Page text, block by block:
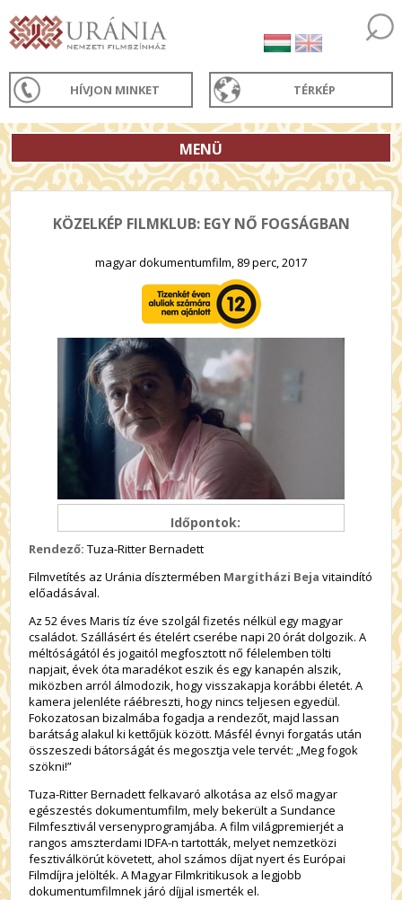
HÍVJON MINKET TÉRKÉP
MENÜ
KÖZELKÉP FILMKLUB: EGY NŐ FOGSÁGBAN
magyar dokumentumfilm, 89 perc, 2017
Időpontok:
Rendező: Tuza-Ritter Bernadett
Filmvetítés az Uránia dísztermében Margitházi Beja vitaindító
előadásával.
Az 52 éves Maris tíz éve szolgál fizetés nélkül egy magyar
családot. Szállásért és ételért cserébe napi 20 órát dolgozik. A
méltóságától és jogaitól megfosztott nő félelemben tölti
napjait, évek óta maradékot eszik és egy kanapén alszik,
miközben arról álmodozik, hogy visszakapja korábbi életét. A
kamera jelenléte ráébreszti, hogy nincs teljesen egyedül.
Fokozatosan bizalmába fogadja a rendezőt, majd lassan
barátság alakul ki kettőjük között. Másfél évnyi forgatás után
összeszedi bátorságát és megosztja vele tervét: „Meg fogok
szökni!”
Tuza-Ritter Bernadett felkavaró alkotása az első magyar
egészestés dokumentumfilm, mely bekerült a Sundance
Filmfesztivál versenyprogramjába. A film világpremierjét a
rangos amszterdami IDFA-n tartották, melyet nemzetközi
fesztiválkörút követett, ahol számos díjat nyert és Európai
Filmdíjra jelölték. A Magyar Filmkritikusok a legjobb
dokumentumfilmnek járó díjjal ismerték el.